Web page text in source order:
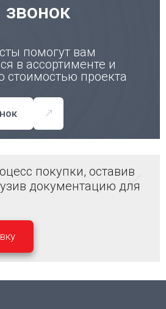
помогут вам
в ассортименте и
стоимостью проекта
покупки, оставив
документацию для